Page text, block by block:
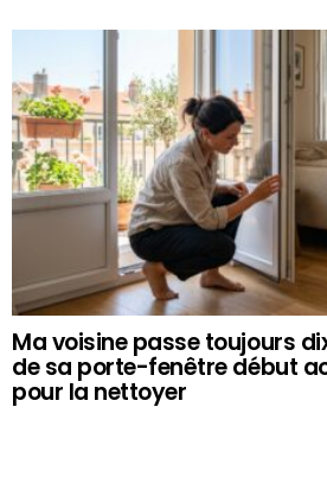
Ma voisine passe toujours
de sa porte-fenêtre début
pour la nettoyer